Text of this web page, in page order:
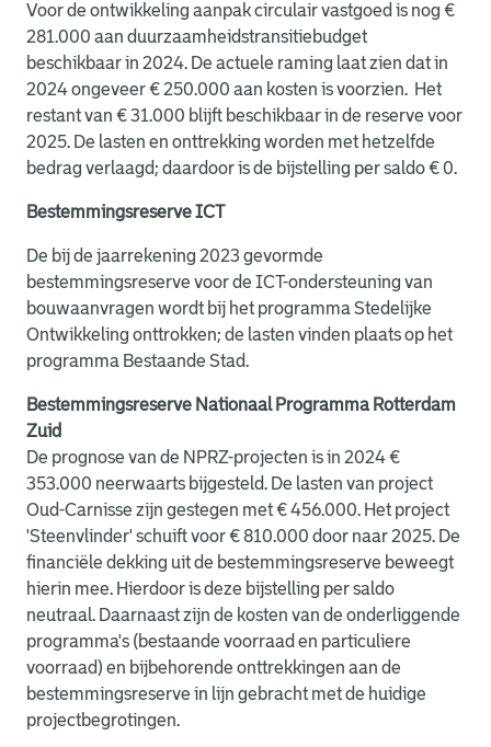
Voor de ontwikkeling aanpak circulair vastgoed is nog €
281.000 aan duurzaamheidstransitiebudget
beschikbaar in 2024. De actuele raming laat zien dat in
2024 ongeveer € 250.000 aan kosten is voorzien. Het
restant van € 31.000 blijft beschikbaar in de reserve voor
2025. De lasten en onttrekking worden met hetzelfde
bedrag verlaagd; daardoor is de bijstelling per saldo € 0.
Bestemmingsreserve ICT
De bij de jaarrekening 2023 gevormde
bestemmingsreserve voor de ICT-ondersteuning van
bouwaanvragen wordt bij het programma Stedelijke
Ontwikkeling onttrokken; de lasten vinden plaats op het
programma Bestaande Stad.
Bestemmingsreserve Nationaal Programma Rotterdam
Zuid
De prognose van de NPRZ-projecten is in 2024 €
353.000 neerwaarts bijgesteld. De lasten van project
Oud-Carnisse zijn gestegen met € 456.000. Het project
'Steenvlinder' schuift voor € 810.000 door naar 2025. De
financiële dekking uit de bestemmingsreserve beweegt
hierin mee. Hierdoor is deze bijstelling per saldo
neutraal. Daarnaast zijn de kosten van de onderliggende
programma's (bestaande voorraad en particuliere
voorraad) en bijbehorende onttrekkingen aan de
bestemmingsreserve in lijn gebracht met de huidige
projectbegrotingen.